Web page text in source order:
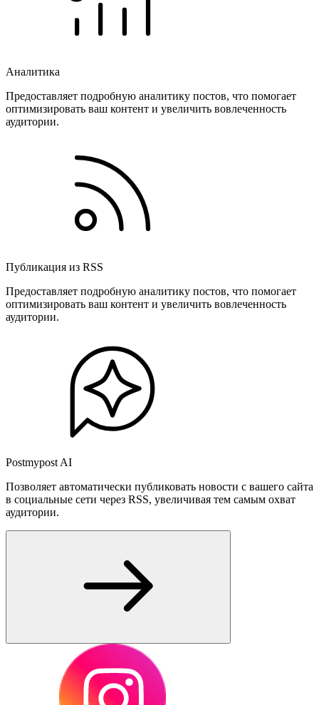
Аналитика
Предоставляет подробную аналитику постов, что помогает
оптимизировать ваш контент и увеличить вовлеченность
аудитории.
Публикация из RSS
Предоставляет подробную аналитику постов, что помогает
оптимизировать ваш контент и увеличить вовлеченность
аудитории.
Postmypost AI
Позволяет автоматически публиковать новости с вашего сайта
в социальные сети через RSS, увеличивая тем самым охват
аудитории.